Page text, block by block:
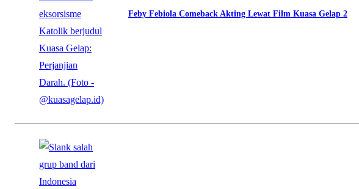
Feby Febiola Comeback Akting Lewat Film Kuasa Gelap 2